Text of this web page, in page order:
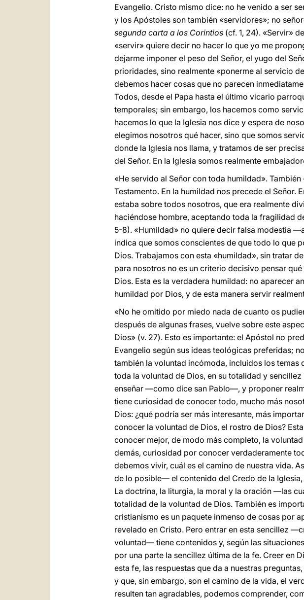
Evangelio. Cristo mismo dice: no he venido a ser
y los Apóstoles son también «servidores»; no
segunda carta a los Corintios (cf. 1, 24). «Servir»
«servir» quiere decir no hacer lo que yo me
dejarme imponer el peso del Señor, el yugo del
prioridades, sino realmente «ponerme al servicio
debemos hacer cosas que no parecen
Todos, desde el Papa hasta el último vicario
temporales; sin embargo, los hacemos como
hacemos lo que la Iglesia nos dice y espera de
elegimos nosotros qué hacer, sino que somos
donde la Iglesia nos llama, y tratamos de ser
del Señor. En la Iglesia somos realmente
«He servido al Señor con toda humildad».
Testamento. En la humildad nos precede el Señor.
estaba sobre todos nosotros, que era realmente
haciéndose hombre, aceptando toda la fragilidad
5-8). «Humildad» no quiere decir falsa modestia
indica que somos conscientes de que todo lo que
Dios. Trabajamos con esta «humildad», sin tratar
para nosotros no es un criterio decisivo pensar
Dios. Esta es la verdadera humildad: no aparecer
humildad por Dios, y de esta manera servir
«No he omitido por miedo nada de cuanto os
después de algunas frases, vuelve sobre este
Dios» (v. 27). Esto es importante: el Apóstol no
Evangelio según sus ideas teológicas preferidas;
también la voluntad incómoda, incluidos los temas
toda la voluntad de Dios, en su totalidad y
enseñar —como dice san Pablo—, y proponer
tiene curiosidad de conocer todo, mucho más
Dios: ¿qué podría ser más interesante, más
conocer la voluntad de Dios, el rostro de Dios?
conocer mejor, de modo más completo, la
demás, curiosidad por conocer verdaderamente
debemos vivir, cuál es el camino de nuestra vida.
de lo posible— el contenido del Credo de la
La doctrina, la liturgia, la moral y la oración —las
totalidad de la voluntad de Dios. También es
cristianismo es un paquete inmenso de cosas por
revelado en Cristo. Pero entrar en esta sencillez
voluntad— tiene contenidos y, según las
por una parte la sencillez última de la fe. Creer en
esta fe, las respuestas que da a nuestras
y que, sin embargo, son el camino de la vida, el
resulten tan agradables, podemos comprender,